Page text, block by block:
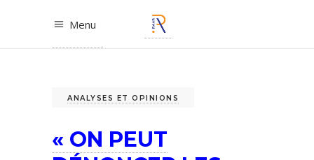
Menu
ANALYSES ET OPINIONS
« ON PEUT